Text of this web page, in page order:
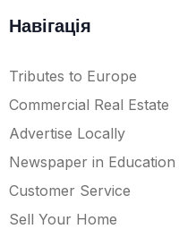
Навігація
Tributes to Europe
Commercial Real Estate
Advertise Locally
Newspaper in Education
Customer Service
Sell Your Home